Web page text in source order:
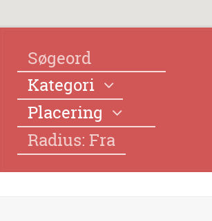
Kategori
Placering
Radius: Fra